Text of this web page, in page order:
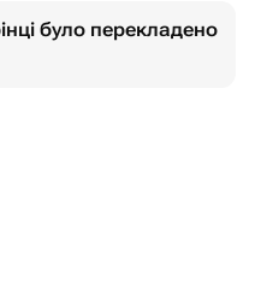
и аккуратная;
можно убрать
було перекладено